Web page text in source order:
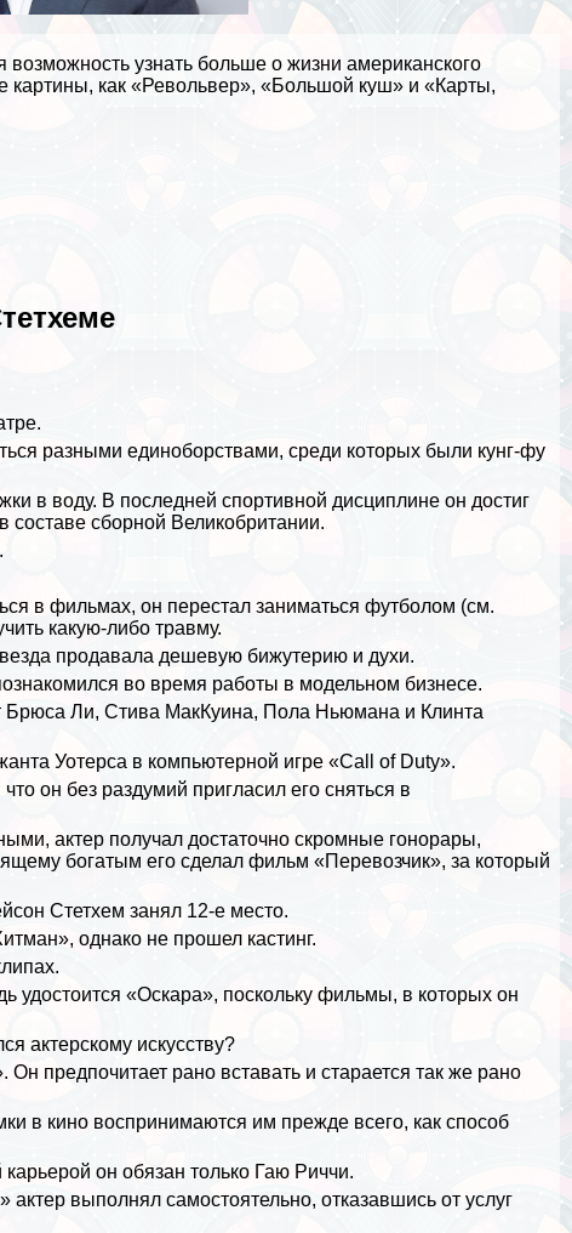
возможность узнать больше о жизни американского
картины, как «Револьвер», «Большой куш» и «Карты,
разными единоборствами, среди которых были кунг-фу
в воду. В последней спортивной дисциплине он достиг
составе сборной Великобритании.
в фильмах, он перестал заниматься футболом (см.
какую-либо травму.
продавала дешевую бижутерию и духи.
во время работы в модельном бизнесе.
Брюса Ли, Стива МакКуина, Пола Ньюмана и Клинта
Уотерса в компьютерной игре «Call of Duty».
он без раздумий пригласил его сняться в
актер получал достаточно скромные гонорары,
богатым его сделал фильм «Перевозчик», за который
Стетхем занял 12-е место.
однако не прошел кастинг.
удостоится «Оскара», поскольку фильмы, в которых он
актерскому искусству?
предпочитает рано вставать и старается так же рано
в кино воспринимаются им прежде всего, как способ
он обязан только Гаю Риччи.
выполнял самостоятельно, отказавшись от услуг